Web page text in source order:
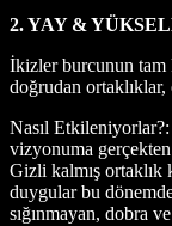
2. YAY &
İkizler burcunun tam
doğrudan
Nasıl
vizyonuma
Gizli kalmış ortaklık
duygular bu
sığınmayan, dobra